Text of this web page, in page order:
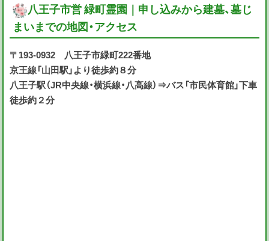
八王子市営 緑町霊園｜申し込みから建墓、墓じ
まいまでの地図・アクセス
〒193-0932 八王子市緑町222番地
京王線「山田駅」より徒歩約８分
八王子駅（JR中央線・横浜線・八高線）⇒バス「市民体育館」下車
徒歩約２分